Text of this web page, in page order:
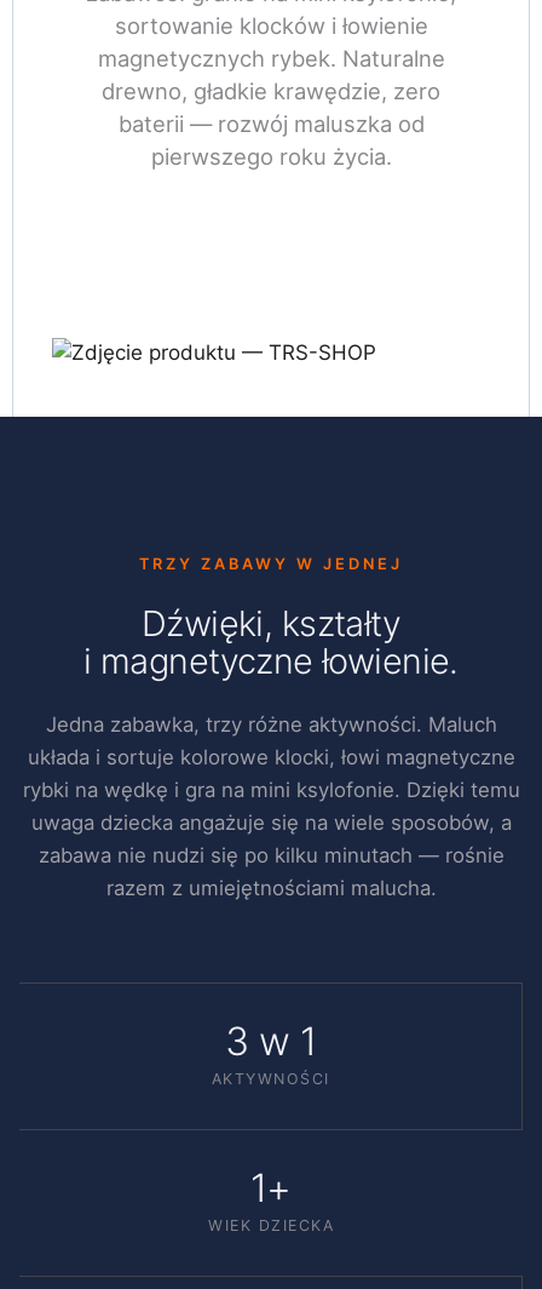
sortowanie klocków i łowienie
magnetycznych rybek. Naturalne
drewno, gładkie krawędzie, zero
baterii — rozwój maluszka od
pierwszego roku życia.
TRZY ZABAWY W JEDNEJ
Dźwięki, kształty
i magnetyczne łowienie.
Jedna zabawka, trzy różne aktywności. Maluch
układa i sortuje kolorowe klocki, łowi magnetyczne
rybki na wędkę i gra na mini ksylofonie. Dzięki temu
uwaga dziecka angażuje się na wiele sposobów, a
zabawa nie nudzi się po kilku minutach — rośnie
razem z umiejętnościami malucha.
3 w 1
AKTYWNOŚCI
1+
WIEK DZIECKA